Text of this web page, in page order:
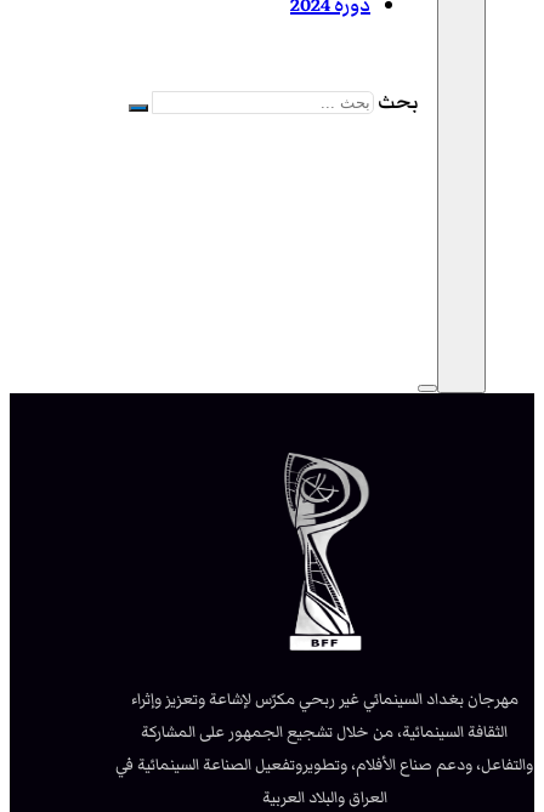
بحث
مهرجان بغداد السينمائي غير ربحي مكرّس لإشاعة وتعزيز وإثراء
الثقافة السينمائية، من خلال تشجيع الجمهور على المشاركة
والتفاعل، ودعم صناع الأفلام، وتطويروتفعيل الصناعة السينمائية في
العراق والبلاد العربية